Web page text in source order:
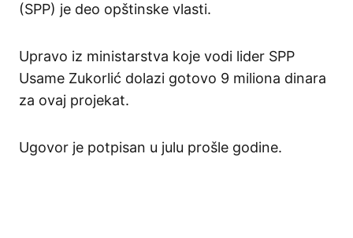
(SPP) je deo opštinske vlasti.
Upravo iz ministarstva koje vodi lider SPP
Usame Zukorlić dolazi gotovo 9 miliona dinara
za ovaj projekat.
Ugovor je potpisan u julu prošle godine.